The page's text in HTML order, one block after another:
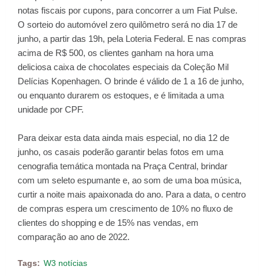
notas fiscais por cupons, para concorrer a um Fiat Pulse.
O sorteio do automóvel zero quilômetro será no dia 17 de
junho, a partir das 19h, pela Loteria Federal. E nas compras
acima de R$ 500, os clientes ganham na hora uma
deliciosa caixa de chocolates especiais da Coleção Mil
Delícias Kopenhagen. O brinde é válido de 1 a 16 de junho,
ou enquanto durarem os estoques, e é limitada a uma
unidade por CPF.
Para deixar esta data ainda mais especial, no dia 12 de
junho, os casais poderão garantir belas fotos em uma
cenografia temática montada na Praça Central, brindar
com um seleto espumante e, ao som de uma boa música,
curtir a noite mais apaixonada do ano. Para a data, o centro
de compras espera um crescimento de 10% no fluxo de
clientes do shopping e de 15% nas vendas, em
comparação ao ano de 2022.
Tags: W3 notícias